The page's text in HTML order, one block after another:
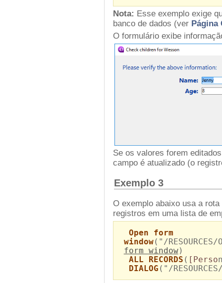
Nota: Esse exemplo exige
banco de dados (ver
O formulário exibe
Se os valores forem
campo é atualizado (o
Exemplo 3
O exemplo abaixo usa a
registros em uma lista de
Open form
window("/
form window)
ALL RECORDS ( [Perso
DIALOG ("/